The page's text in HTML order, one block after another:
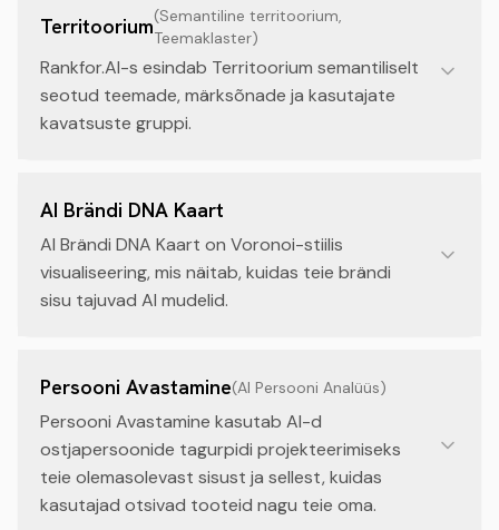
Territoorium(Semantiline territoorium,
Teemaklaster)
Rankfor.AI-s esindab Territoorium semantiliselt
seotud teemade, märksõnade ja kasutajate
kavatsuste gruppi.
AI Brändi DNA Kaart
AI Brändi DNA Kaart on Voronoi-stiilis
visualiseering, mis näitab, kuidas teie brändi
sisu tajuvad AI mudelid.
Persooni Avastamine(AI Persooni Analüüs)
Persooni Avastamine kasutab AI-d
ostjapersoonide tagurpidi projekteerimiseks
teie olemasolevast sisust ja sellest, kuidas
kasutajad otsivad tooteid nagu teie oma.